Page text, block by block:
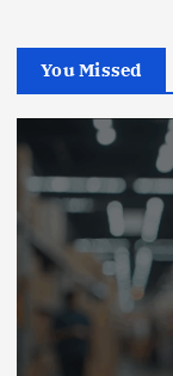
You Missed